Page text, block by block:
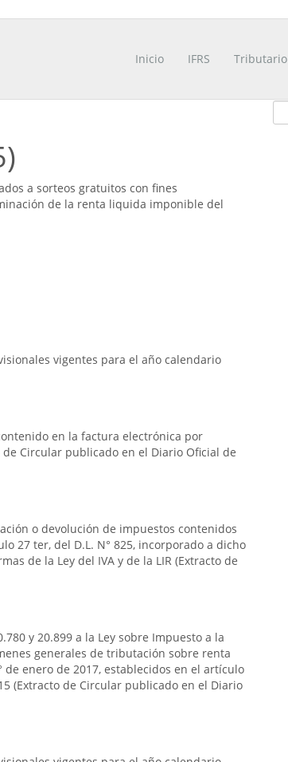
Inicio IFRS Tributario
a sorteos gratuitos con fines
de la renta liquida imponible del
vigentes para el año calendario
en la factura electrónica por
Circular publicado en el Diario Oficial de
o devolución de impuestos contenidos
27 ter, del D.L. N° 825, incorporado a dicho
de la Ley del IVA y de la LIR (Extracto de
y 20.899 a la Ley sobre Impuesto a la
generales de tributación sobre renta
enero de 2017, establecidos en el artículo
(Extracto de Circular publicado en el Diario